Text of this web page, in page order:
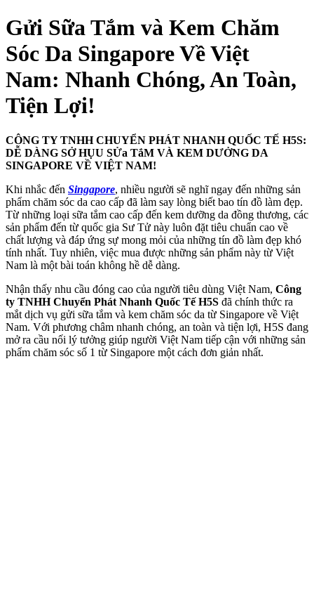
Gửi Sữa Tắm và Kem Chăm
Sóc Da Singapore Về Việt
Nam: Nhanh Chóng, An Toàn,
Tiện Lợi!
CÔNG TY TNHH CHUYỂN PHÁT NHANH QUỐC TẾ H5S:
DỄ DÀNG SỞ HỤU SỬa TắM VÀ KEM DƯỞNG DA
SINGAPORE VỀ VIỆT NAM!
Khi nhắc đến Singapore, nhiều người sẽ nghĩ ngay đến những sản
phẩm chăm sóc da cao cấp đã làm say lòng biết bao tín đồ làm đẹp.
Từ những loại sữa tắm cao cấp đến kem dưỡng da đồng thương, các
sản phẩm đến từ quốc gia Sư Tử này luôn đặt tiêu chuẩn cao về
chất lượng và đáp ứng sự mong mỏi của những tín đồ làm đẹp khó
tính nhất. Tuy nhiên, việc mua được những sản phẩm này từ Việt
Nam là một bài toán không hề dễ dàng.
Nhận thấy nhu cầu đóng cao của người tiêu dùng Việt Nam, Công
ty TNHH Chuyển Phát Nhanh Quốc Tế H5S đã chính thức ra
mắt dịch vụ gửi sữa tắm và kem chăm sóc da từ Singapore về Việt
Nam. Với phương châm nhanh chóng, an toàn và tiện lợi, H5S đang
mở ra cầu nối lý tưởng giúp người Việt Nam tiếp cận với những sản
phẩm chăm sóc số 1 từ Singapore một cách đơn giản nhất.